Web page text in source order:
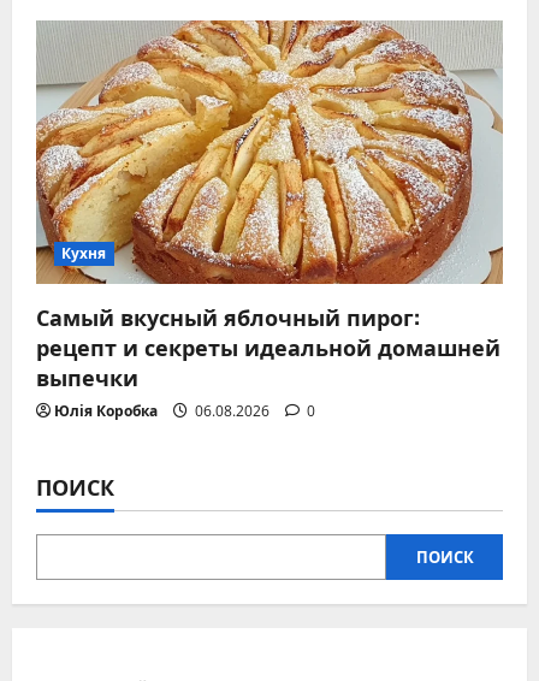
Кухня
Самый вкусный яблочный пирог:
рецепт и секреты идеальной домашней
выпечки
Юлія Коробка 06.08.2026 0
ПОИСК
ПОИСК